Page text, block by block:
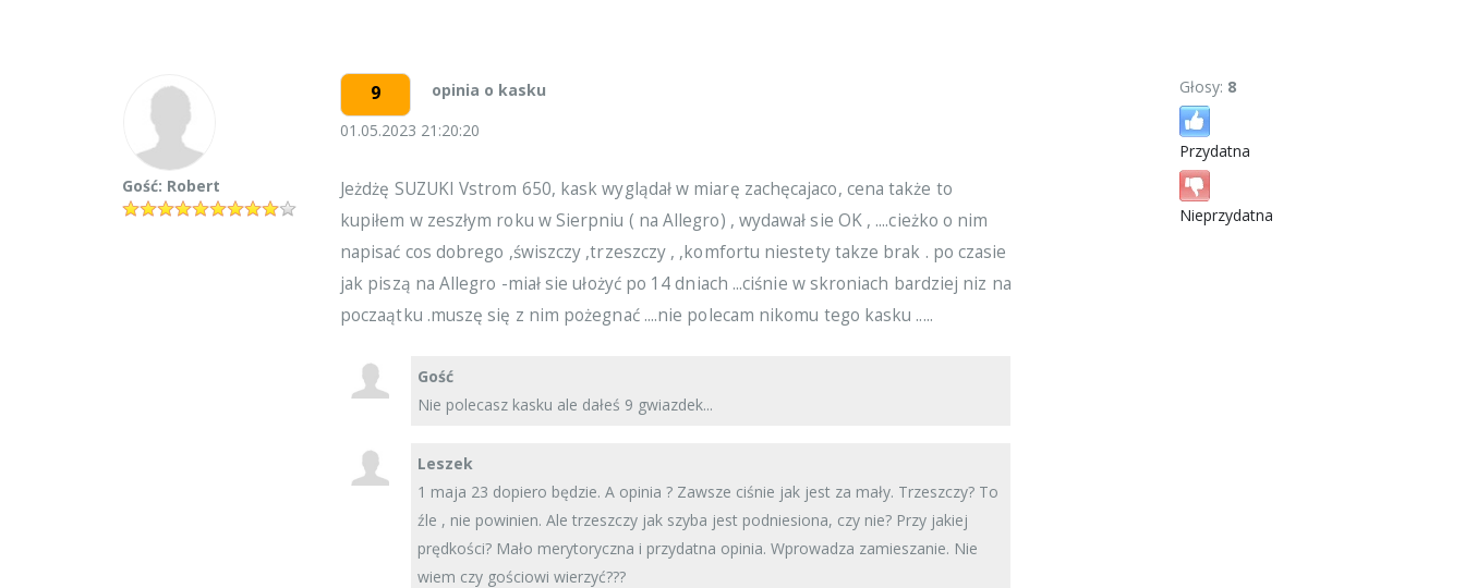
Gość: Robert
Głosy: 8
Przydatna
Nieprzydatna
9
opinia o kasku
01.05.2023 21:20:20
Jeżdżę SUZUKI Vstrom 650, kask wyglądał w miarę zachęcajaco, cena także to
kupiłem w zeszłym roku w Sierpniu ( na Allegro) , wydawał sie OK , ....cieżko o nim
napisać cos dobrego ,świszczy ,trzeszczy , ,komfortu niestety takze brak . po czasie
jak piszą na Allegro -miał sie ułożyć po 14 dniach ...ciśnie w skroniach bardziej niz na
poczaątku .muszę się z nim pożegnać ....nie polecam nikomu tego kasku .....
Gość
Nie polecasz kasku ale dałeś 9 gwiazdek...
Leszek
1 maja 23 dopiero będzie. A opinia ? Zawsze ciśnie jak jest za mały. Trzeszczy? To
źle , nie powinien. Ale trzeszczy jak szyba jest podniesiona, czy nie? Przy jakiej
prędkości? Mało merytoryczna i przydatna opinia. Wprowadza zamieszanie. Nie
wiem czy gościowi wierzyć???